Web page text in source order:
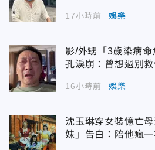
17小時前 娛樂
影/外甥「3歲染病
孔淚崩：曾想過別
16小時前 娛樂
沈玉琳穿女裝憶亡
妹」告白：陪他瘋一